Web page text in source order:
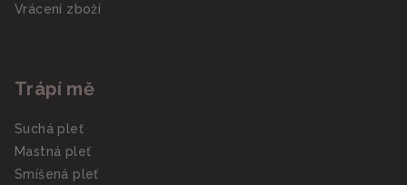
Vrácení zboží
Trápí mě
Suchá pleť
Mastná pleť
Smíšená pleť